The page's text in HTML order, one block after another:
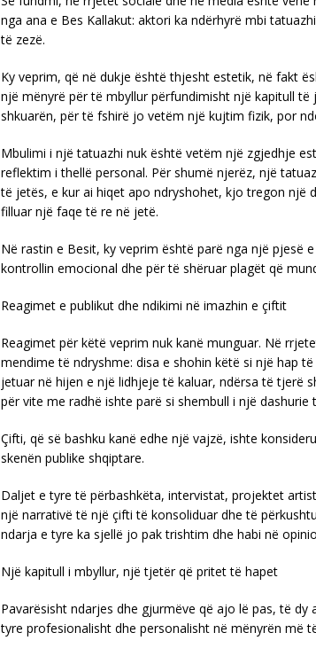
nga ana e Bes Kallakut: aktori ka ndërhyrë mbi
të zezë.
Ky veprim, që në dukje është thjesht estetik, në fakt
një mënyrë për të mbyllur përfundimisht një kapitull
shkuarën, për të fshirë jo vetëm një kujtim fizik, por
Mbulimi i një tatuazhi nuk është vetëm një zgjedhje
reflektim i thellë personal. Për shumë njerëz, një
të jetës, e kur ai hiqet apo ndryshohet, kjo tregon një
filluar një faqe të re në jetë.
Në rastin e Besit, ky veprim është parë nga një pjesë
kontrollin emocional dhe për të shëruar plagët që
Reagimet e publikut dhe ndikimi në imazhin e çiftit
Reagimet për këtë veprim nuk kanë munguar. Në
mendime të ndryshme: disa e shohin këtë si një hap
jetuar në hijen e një lidhjeje të kaluar, ndërsa të tjerë
për vite me radhë ishte parë si shembull i një
Çifti, që së bashku kanë edhe një vajzë, ishte
skenën publike shqiptare.
Daljet e tyre të përbashkëta, intervistat, projektet
një narrativë të një çifti të konsoliduar dhe të
ndarja e tyre ka sjellë jo pak trishtim dhe habi në
Një kapitull i mbyllur, një tjetër që pritet të hapet
Pavarësisht ndarjes dhe gjurmëve që ajo lë pas, të
tyre profesionalisht dhe personalisht në mënyrën më